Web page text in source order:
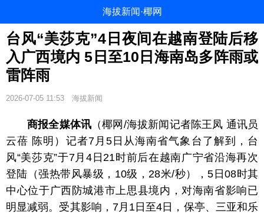
海拔新闻·椰网
台风“美莎克”4日夜间在越南登陆后移
入广西境内 5日至10日海南岛多阵雨或
雷阵雨
2026-07-05 11:53 海拔新闻
商报全媒体讯 （椰网/海拔新闻记者陈王凤 通讯员
云蓓 陈明）记者7月5日从海南省气象台了解到，台
风“美莎克”于7月4日21时前后在越南广宁省沿海再次
登陆（强热带风暴级，10级，28米/秒），5日08时其
中心位于广西防城港市上思县境内，对海南省影响已
明显减弱。受其影响，7月1日至4日，保亭、三亚和乐